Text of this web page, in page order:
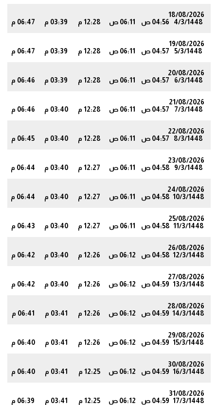
18/08/2026
4/3/1448
04:56 ص 06:11 ص 12:28 م 03:39 م 06:47 م
19/08/2026
5/3/1448
04:57 ص 06:11 ص 12:28 م 03:39 م 06:47 م
20/08/2026
6/3/1448
04:57 ص 06:11 ص 12:28 م 03:39 م 06:46 م
21/08/2026
7/3/1448
04:57 ص 06:11 ص 12:28 م 03:40 م 06:46 م
22/08/2026
8/3/1448
04:57 ص 06:11 ص 12:28 م 03:40 م 06:45 م
23/08/2026
9/3/1448
04:58 ص 06:11 ص 12:27 م 03:40 م 06:44 م
24/08/2026
10/3/1448 04:58 ص 06:11 ص 12:27 م 03:40 م 06:44 م
25/08/2026
11/3/1448 04:58 ص 06:11 ص 12:27 م 03:40 م 06:43 م
26/08/2026
12/3/1448 04:58 ص 06:12 ص 12:26 م 03:40 م 06:42 م
27/08/2026
13/3/1448 04:59 ص 06:12 ص 12:26 م 03:40 م 06:42 م
28/08/2026
14/3/1448 04:59 ص 06:12 ص 12:26 م 03:41 م 06:41 م
29/08/2026
15/3/1448 04:59 ص 06:12 ص 12:26 م 03:41 م 06:40 م
30/08/2026
16/3/1448 04:59 ص 06:12 ص 12:25 م 03:41 م 06:40 م
31/08/2026
17/3/1448 04:59 ص 06:12 ص 12:25 م 03:41 م 06:39 م